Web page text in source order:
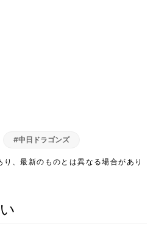
#中日ドラゴンズ
、最新のものとは異なる場合があり